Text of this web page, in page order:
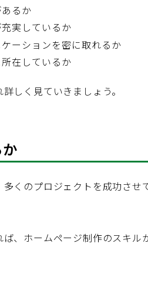
るか
実しているか
ーションを密に取れるか
在しているか
しく見ていきましょう。
くのプロジェクトを成功させ
、ホームページ制作のスキル